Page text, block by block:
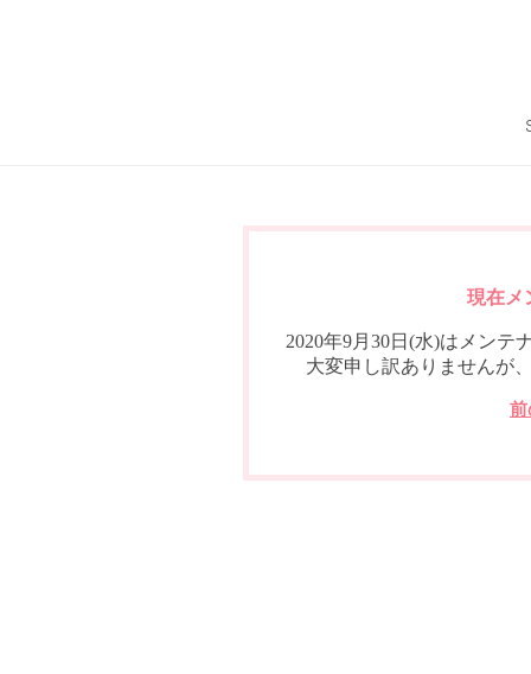
現在メ
2020年9月30日(水)はメンテ
大変申し訳ありませんが
前